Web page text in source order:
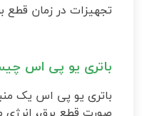
تجهیزات در زمان قطع
باتری یو پی اس
باتری یو پی اس یک